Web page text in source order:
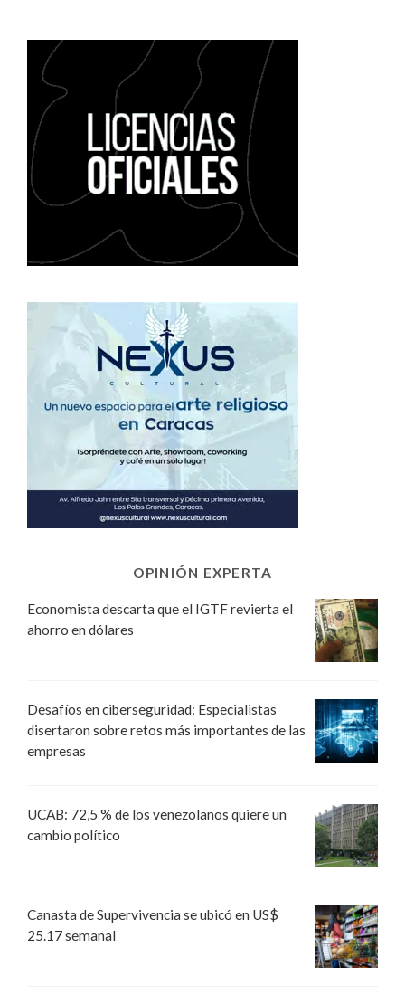
OPINIÓN EXPERTA
Economista descarta que el IGTF revierta el
ahorro en dólares
Desafíos en ciberseguridad: Especialistas
disertaron sobre retos más importantes de las
empresas
UCAB: 72,5 % de los venezolanos quiere un
cambio político
Canasta de Supervivencia se ubicó en US$
25.17 semanal